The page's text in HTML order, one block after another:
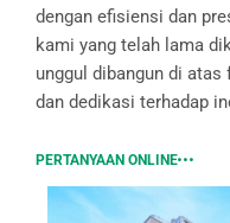
dengan efisiensi dan
kami yang telah lama
unggul dibangun di
dan dedikasi terhadap
PERTANYAAN ONLINE